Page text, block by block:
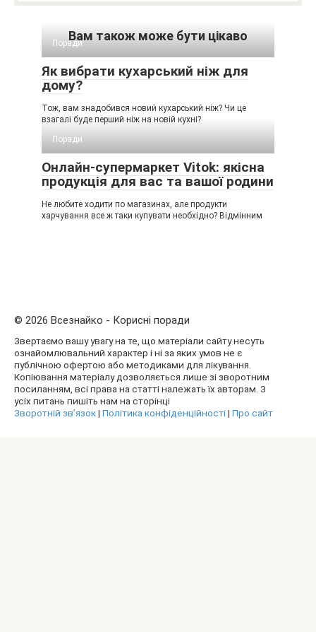
Вам також може бути цікаво
Поради
Як вибрати кухарський ніж для
дому?
Тож, вам знадобився новий кухарський ніж? Чи це
взагалі буде перший ніж на новій кухні?
Поради
Онлайн-супермаркет Vitok: якісна
продукція для вас та вашої родини
Не любите ходити по магазинах, але продукти
харчування все ж таки купувати необхідно? Відмінним
© 2026 Всезнайко - Корисні поради
Звертаємо вашу увагу на те, що матеріали сайту несуть
ознайомлювальний характер і ні за яких умов не є
публічною офертою або методиками для лікування.
Копіювання матеріалу дозволяється лише зі зворотним
посиланням, всі права на статті належать їх авторам. З
усіх питань пишіть нам на сторінці
Зворотній зв’язок| Політика конфіденційності| Про сайт